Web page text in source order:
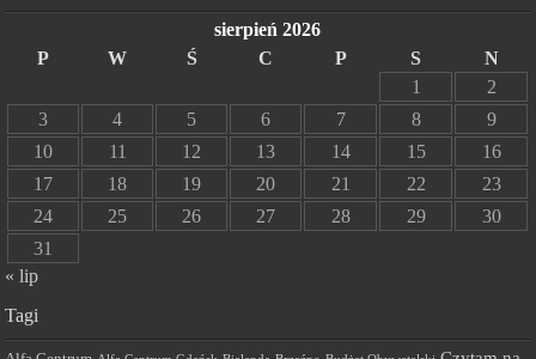
sierpień 2026
P
W Ś C P S
N
1
2
3
4 5 6 7 8
9
10
11 12 13 14 15
16
17
18 19 20 21 22
23
24
25 26 27 28 29
30
31
« lip
Tagi